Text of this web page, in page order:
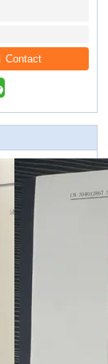
Contact